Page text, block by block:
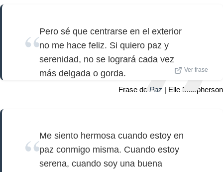
Pero sé que centrarse en el exterior
no me hace feliz. Si quiero paz y
serenidad, no se logrará cada vez
más delgada o gorda.
Ver frase
Frase de Paz | Elle Macpherson
Me siento hermosa cuando estoy en
paz conmigo misma. Cuando estoy
serena, cuando soy una buena